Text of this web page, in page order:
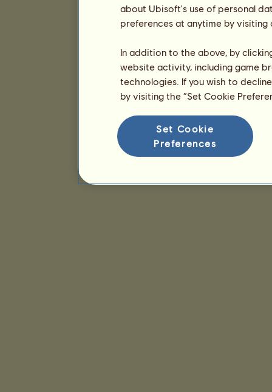
about Ubisoft's use of personal
preferences at anytime by
In addition to the above, by
website activity, including game
technologies. If you wish to
by visiting the “Set Cookie
Set Cookie
Preferences